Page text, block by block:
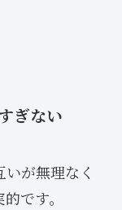
ぎない
が無理なく
です。